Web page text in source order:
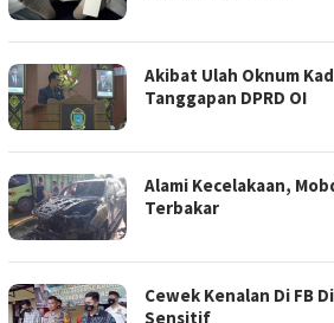
Akibat Ulah Oknum
Tanggapan DPRD OI
Alami Kecelakaan,
Terbakar
Cewek Kenalan Di FB
Sensitif